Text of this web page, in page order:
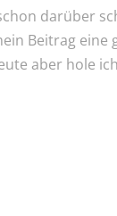
darüber
Beitrag
aber hole